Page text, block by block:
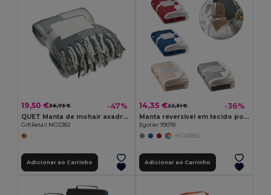
19,50 €36,73 € -47%
QUET Manta de mohair axadrezada
GiftRetail MO2382
Adicionar ao Carrinho
14,35 €22,31 € -36%
Manta reversível em tecido polar (190 g/m²) com fita em cetim e cartão personalizável
Egotier 99078
+1 CORES
Adicionar ao Carrinho